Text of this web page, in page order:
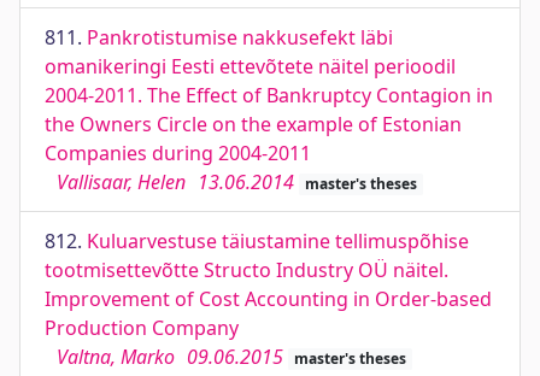
811. Pankrotistumise nakkusefekt läbi
omanikeringi Eesti ettevõtete näitel perioodil
2004-2011. The Effect of Bankruptcy Contagion in
the Owners Circle on the example of Estonian
Companies during 2004-2011
Vallisaar, Helen 13.06.2014 master's theses
812. Kuluarvestuse täiustamine tellimuspõhise
tootmisettevõtte Structo Industry OÜ näitel.
Improvement of Cost Accounting in Order-based
Production Company
Valtna, Marko 09.06.2015 master's theses